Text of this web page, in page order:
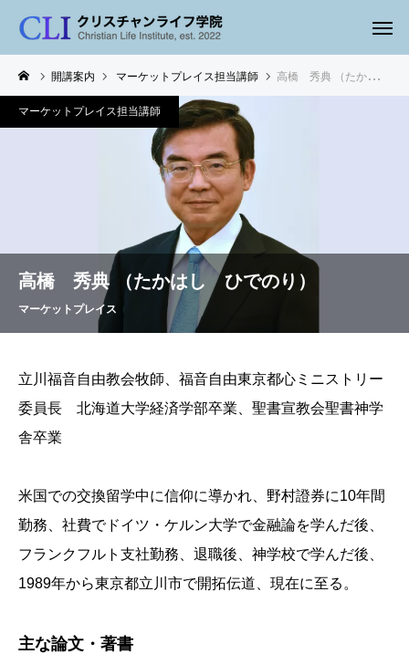
開講案内 マーケットプレイス担当講師 高橋 秀典 （たかはし ひでのり）
高橋 秀典 （たかはし ひでのり）
マーケットプレイス
マーケットプレイス担当講師
立川福音自由教会牧師、福音自由東京都心ミニストリー
委員長 北海道大学経済学部卒業、聖書宣教会聖書神学
舎卒業
米国での交換留学中に信仰に導かれ、野村證券に10年間
勤務、社費でドイツ・ケルン大学で金融論を学んだ後、
フランクフルト支社勤務、退職後、神学校で学んだ後、
1989年から東京都立川市で開拓伝道、現在に至る。
主な論文・著書